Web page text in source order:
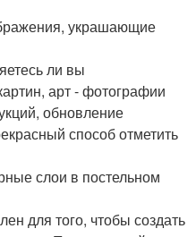
украшающие
ли вы
арт - фотографии
обновление
способ отметить
слои в постельном
для того, чтобы создать